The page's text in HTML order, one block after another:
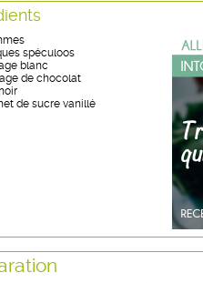
spéculoos
blanc
de chocolat
de sucre vanillé